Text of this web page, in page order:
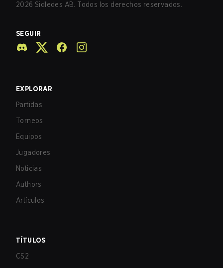
2026 Sidledes AB. Todos los derechos reservados.
SEGUIR
EXPLORAR
Partidas
Torneos
Equipos
Jugadores
Noticias
Authors
Artículos
TÍTULOS
CS2